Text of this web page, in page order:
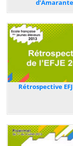
d’Amarante
Rétrospective